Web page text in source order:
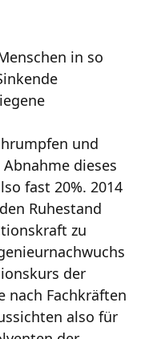
in so
und
dieses
fast 20%. 2014
Ruhestand
zu
der
nach Fachkräften
also für